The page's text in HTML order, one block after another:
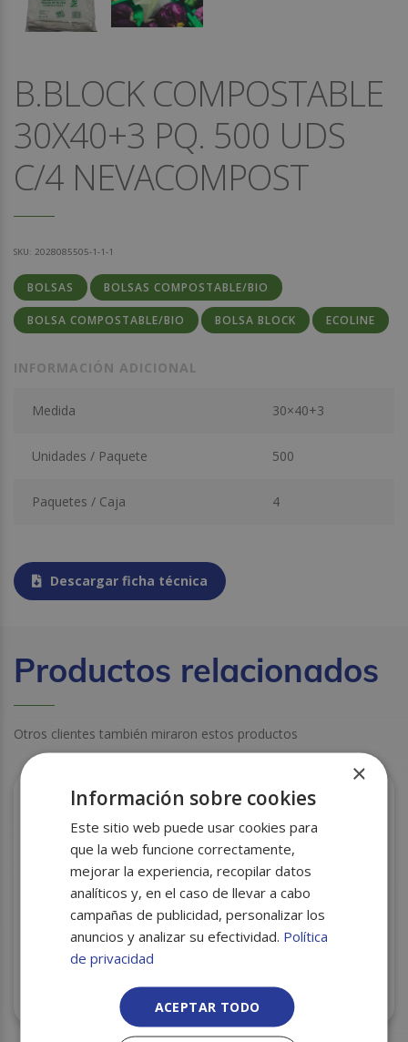
B.BLOCK COMPOSTABLE
30X40+3 PQ. 500 UDS
C/4 NEVACOMPOST
SKU: 2028085505-1-1-1
BOLSAS BOLSAS COMPOSTABLE/BIO
BOLSA COMPOSTABLE/BIO BOLSA BLOCK ECOLINE
INFORMACIÓN ADICIONAL
Medida 30×40+3
Unidades / Paquete 500
Paquetes / Caja 4
Descargar ficha técnica
Productos relacionados
Otros clientes también miraron estos productos
TARRINA PET ECO 1000CC. P.50 C/400
×
Información sobre cookies
Este sitio web puede usar cookies para
que la web funcione correctamente,
mejorar la experiencia, recopilar datos
analíticos y, en el caso de llevar a cabo
campañas de publicidad, personalizar los
anuncios y analizar su efectividad. Política
de privacidad
ACEPTAR TODO